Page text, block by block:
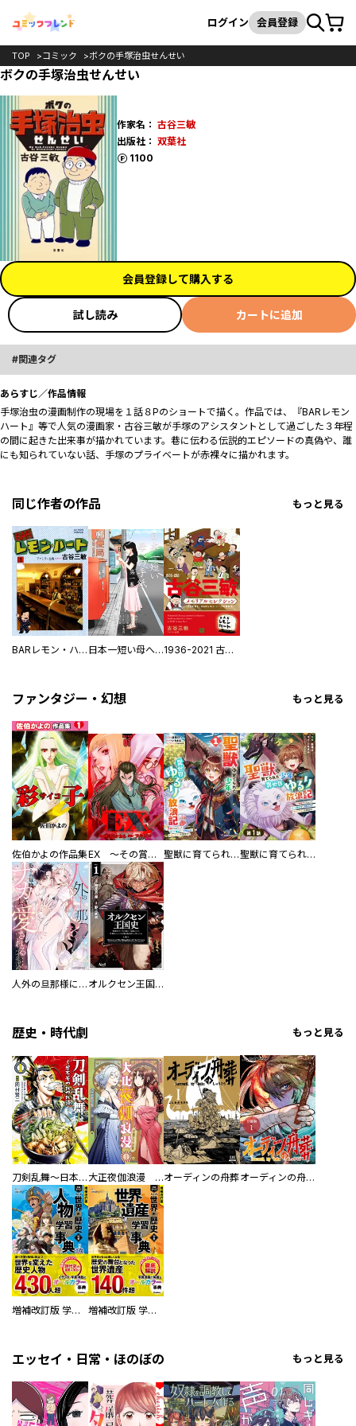
検索
ログイン 会員登録カート
TOP コミック ボクの手塚治虫せんせい
ボクの手塚治虫せんせい
作家名： 古谷三敏
出版社： 双葉社
1100
ポイント
会員登録して購入する
試し読み カートに追加
関連タグ
あらすじ／作品情報
手塚治虫の漫画制作の現場を１話８Pのショートで描く。作品では、『BARレモン
ハート』等で人気の漫画家・古谷三敏が手塚のアシスタントとして過ごした３年程
の間に起きた出来事が描かれています。巷に伝わる伝説的エピソードの真偽や、誰
にも知られていない話、手塚のプライベートが赤裸々に描かれます。
同じ作者の作品 もっと見る
BARレモン・ハート 日本一短い母への手紙 1936-2021 古谷三敏メモリアルセレクション～そしてまた、BARレモン・ハートで乾杯を～
ファンタジー・幻想 もっと見る
佐伯かよの作品集 EX ～その賞金稼ぎは、世界の出口を探す～【単行本版】 聖獣に育てられた少年の異世界ゆるり放浪記～神様からもらったチート魔法で、仲間たちとスローライフを満喫中～ 聖獣に育てられた少年の異世界ゆるり放浪記～神様からもらったチート魔法で、仲間たちとスローライフを満喫中～【分冊版】
人外の旦那様に娶られ毎晩ナカまで愛される…。アンソロジー オルクセン王国史
歴史・時代劇 もっと見る
刀剣乱舞～日本号つれづれ酒～ 大正夜伽浪漫 －金曜日の花嫁—オーディンの舟葬 オーディンの舟葬 分冊版
増補改訂版 学研まんが NEW世界の歴史 別巻 人物学習事典 増補改訂版 学研まんが NEW世界の歴史 別巻 世界遺産学習事典
エッセイ・日常・ほのぼの もっと見る